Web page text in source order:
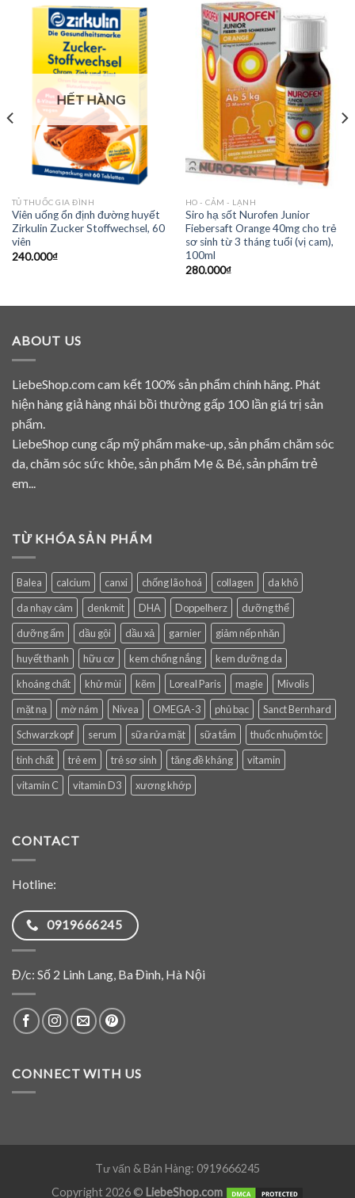
HẾT HÀNG
TỦ THUỐC GIA ĐÌNH
Viên uống ổn định đường huyết
Zirkulin Zucker Stoffwechsel, 60
viên
240.000₫
HO - CẢM - LẠNH
Siro hạ sốt Nurofen Junior
Fiebersaft Orange 40mg cho trẻ
sơ sinh từ 3 tháng tuổi (vị cam),
100ml
280.000₫
ABOUT US
LiebeShop.com cam kết 100% sản phẩm chính hãng. Phát
hiện hàng giả hàng nhái bồi thường gấp 100 lần giá trị sản
phẩm.
LiebeShop cung cấp mỹ phẩm make-up, sản phẩm chăm sóc
da, chăm sóc sức khỏe, sản phẩm Mẹ & Bé, sản phẩm trẻ
em...
TỪ KHÓA SẢN PHẨM
Balea calcium canxi chống lão hoá collagen
da khô
da nhạy cảm
denkmit DHA Doppelherz
dưỡng thể
dưỡng ẩm
dầu gội dầu xả garnier
giảm nếp nhăn
huyết thanh
hữu cơ kem chống nắng
kem dưỡng da
khoáng chất
khử mùi kẽm Loreal Paris magie
Mivolis
mặt nạ
mờ nám Nivea OMEGA-3 phủ bạc
Sanct Bernhard
Schwarzkopf
serum sữa rửa mặt sữa tắm
thuốc nhuộm tóc
tinh chất
trẻ em trẻ sơ sinh tăng đề kháng
vitamin
vitamin C
vitamin D3 xương khớp
CONTACT
Hotline:
0919666245
Đ/c: Số 2 Linh Lang, Ba Đình, Hà Nội
CONNECT WITH US
Tư vấn & Bán Hàng: 0919666245
Copyright 2026 © LiebeShop.com